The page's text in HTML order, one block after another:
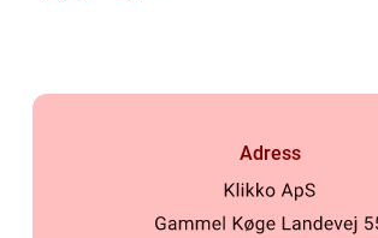
Adress